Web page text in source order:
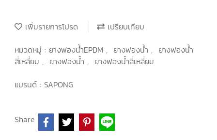
เพิ่มรายการโปรด
เปรียบเทียบ
หมวดหมู่ : ยางฟองน้ำEPDM , ยางฟองน้ำ , ยางฟองน้ำ
สี่เหลี่ยม , ยางฟองน้ำ , ยางฟองน้ำสี่เหลี่ยม
แบรนด์ : SAPONG
Share